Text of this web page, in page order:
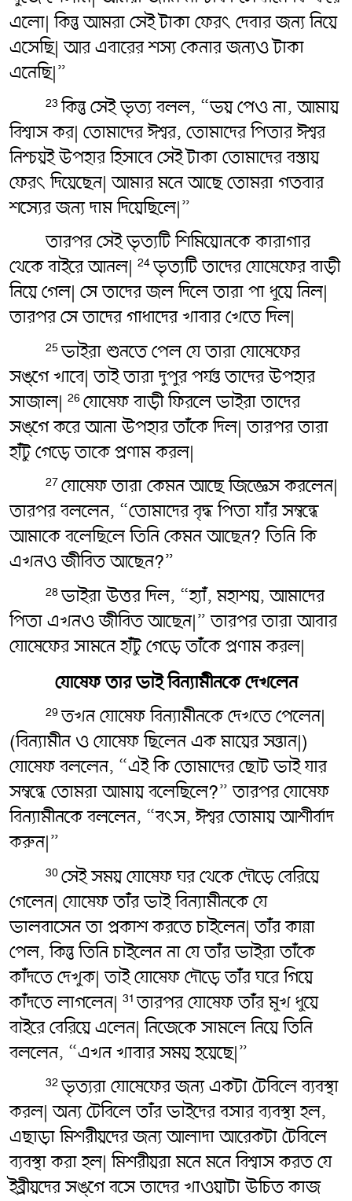
এলো| কিন্তু আমরা সেই টাকা ফেরৎ‌ দেবার জন্য নিয়ে
এসেছি| আর এবারের শস্য কেনার জন্যও টাকা
এনেছি|”
23কিন্তু সেই ভৃত্য বলল, “ভয় পেও না, আমায়
বিশ্বাস কর| তোমাদের ঈশ্বর, তোমাদের পিতার ঈশ্বর
নিশ্চয়ই উপহার হিসাবে সেই টাকা তোমাদের বস্তায়
ফেরৎ‌ দিয়েছেন| আমার মনে আছে তোমরা গতবার
শস্যের জন্য দাম দিয়েছিলে|”
তারপর সেই ভৃত্যটি শিমিয়োনকে কারাগার
থেকে বাইরে আনল| 24ভৃত্যটি তাদের যোষেফের বাড়ী
নিয়ে গেল| সে তাদের জল দিলে তারা পা ধুয়ে নিল|
তারপর সে তাদের গাধাদের খাবার খেতে দিল|
25ভাইরা শুনতে পেল যে তারা যোষেফের
সঙ্গে খাবে| তাই তারা দুপুর পর্যন্ত তাদের উপহার
সাজাল| 26 যোষেফ বাড়ী ফিরলে ভাইরা তাদের
সঙ্গে করে আনা উপহার তাঁকে দিল| তারপর তারা
হাঁটু গেড়ে তাকে প্রণাম করল|
27 যোষেফ তারা কেমন আছে জিজ্ঞেস করলেন|
তারপর বললেন, “তোমাদের বৃদ্ধ পিতা যাঁর সম্বন্ধে
আমাকে বলেছিলে তিনি কেমন আছেন? তিনি কি
এখনও জীবিত আছেন?”
28ভাইরা উত্তর দিল, “হ্যাঁ, মহাশয়, আমাদের
পিতা এখনও জীবিত আছেন|” তারপর তারা আবার
যোষেফের সামনে হাঁটু গেড়ে তাঁকে প্রণাম করল|
যোষেফ তার ভাই বিন্যামীনকে দেখলেন
29তখন যোষেফ বিন্যামীনকে দেখতে পেলেন|
(বিন্যামীন ও যোষেফ ছিলেন এক মায়ের সন্তান|)
যোষেফ বললেন, “এই কি তোমাদের ছোট ভাই যার
সম্বন্ধে তোমরা আমায় বলেছিলে?” তারপর যোষেফ
বিন্যামীনকে বললেন, “বৎ‌স, ঈশ্বর তোমায় আশীর্বাদ
করুন|”
30 সেই সময় যোষেফ ঘর থেকে দৌড়ে বেরিয়ে
গেলেন| যোষেফ তাঁর ভাই বিন্যামীনকে যে
ভালবাসেন তা প্রকাশ করতে চাইলেন| তাঁর কান্না
পেল, কিন্তু তিনি চাইলেন না যে তাঁর ভাইরা তাঁকে
কাঁদতে দেখুক| তাই যোষেফ দৌড়ে তাঁর ঘরে গিয়ে
কাঁদতে লাগলেন| 31তারপর যোষেফ তাঁর মুখ ধুয়ে
বাইরে বেরিয়ে এলেন| নিজেকে সামলে নিয়ে তিনি
বললেন, “এখন খাবার সময় হয়েছে|”
32ভৃত্যরা যোষেফের জন্য একটা টেবিলে ব্যবস্থা
করল| অন্য টেবিলে তাঁর ভাইদের বসার ব্যবস্থা হল,
এছাড়া মিশরীয়দের জন্য আলাদা আরেকটা টেবিলে
ব্যবস্থা করা হল| মিশরীয়রা মনে মনে বিশ্বাস করত যে
ইব্রীয়দের সঙ্গে বসে তাদের খাওয়াটা উচিত কাজ